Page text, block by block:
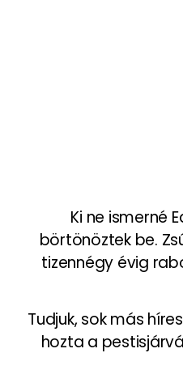
Ki ne ismerné
börtönöztek be.
tizennégy évig
Tudjuk, sok más
hozta a